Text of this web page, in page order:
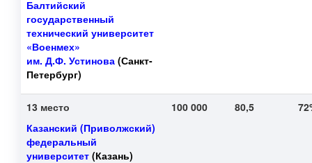
Балтийский
государственный
технический университет
«Военмех»
им. Д.Ф. Устинова (Санкт-
Петербург)
13 место
Казанский (Приволжский)
федеральный
университет (Казань)
100 000 80,5